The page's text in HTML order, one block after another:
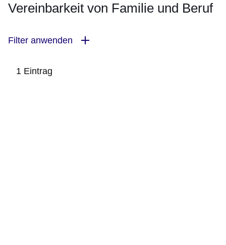
Vereinbarkeit von Familie und Beruf
Filter anwenden
1 Eintrag